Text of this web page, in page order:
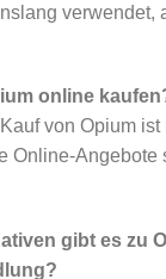
verwendet,
online
von Opium
Online-Angebote
gibt es zu